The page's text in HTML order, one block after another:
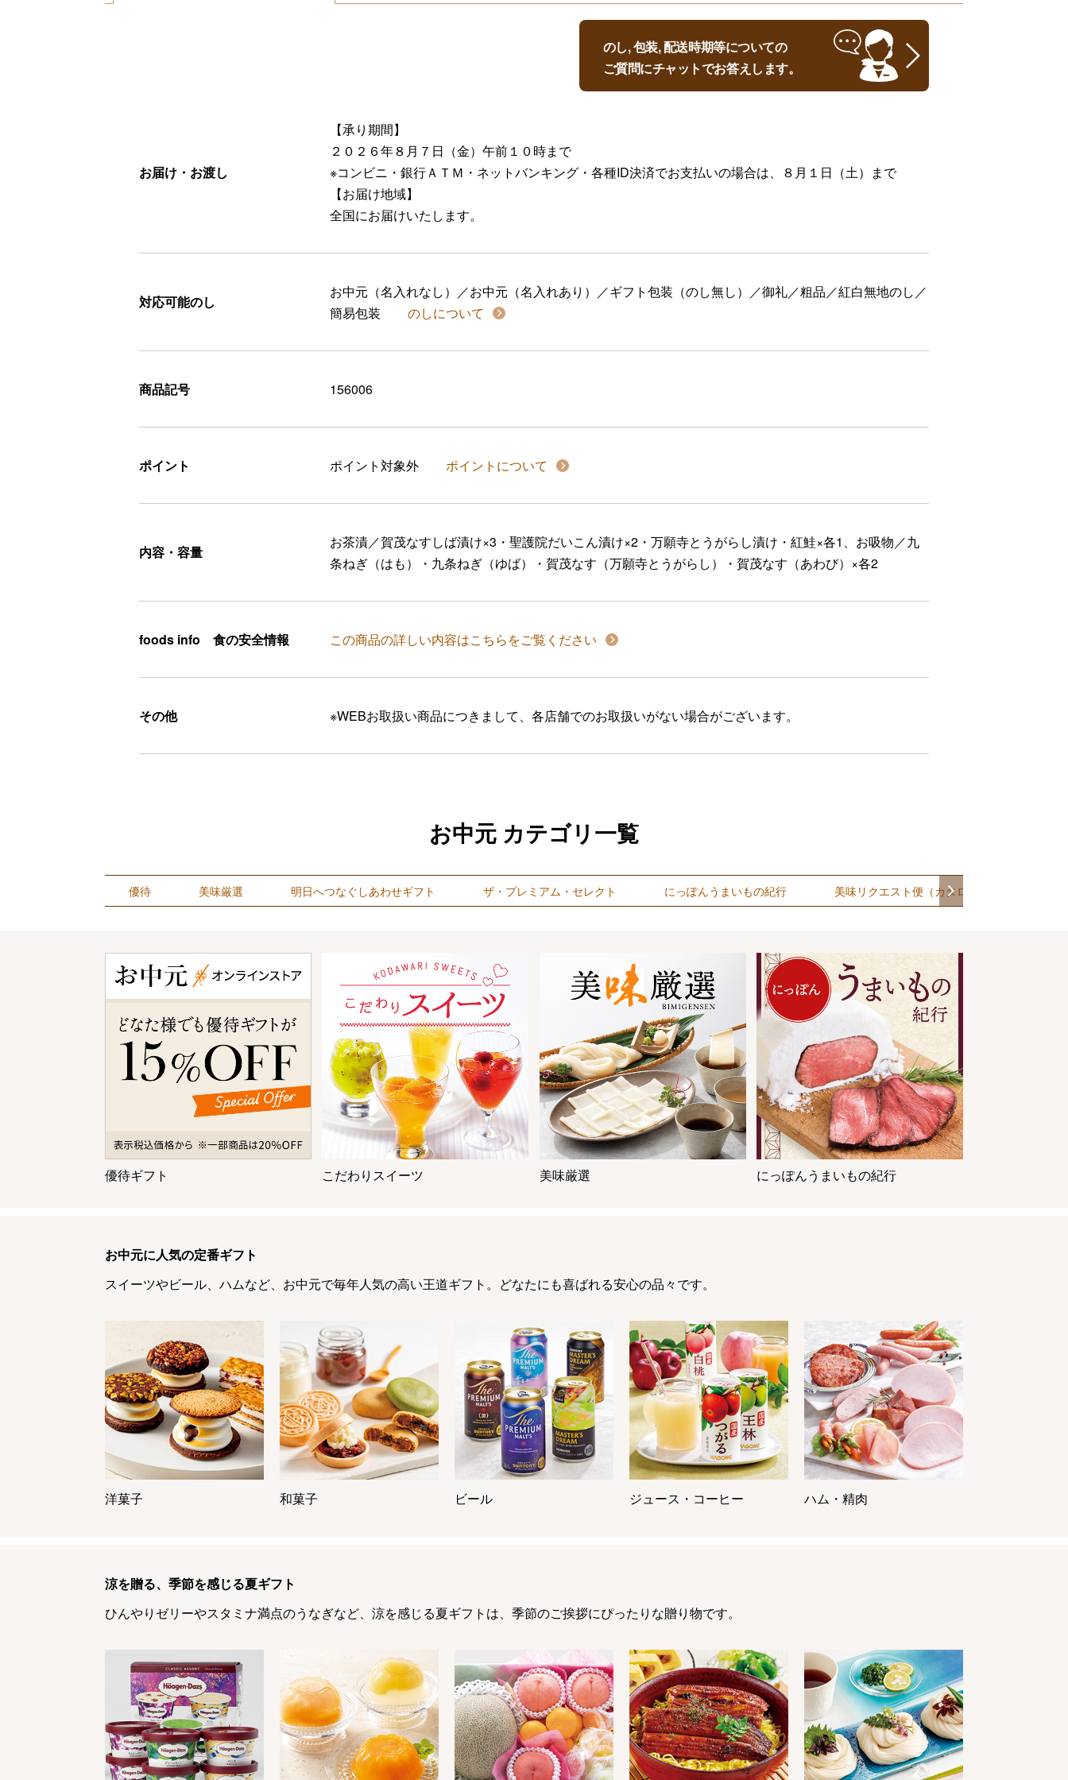
のし, 包装, 配送時期等についての
ご質問にチャットでお答えします。
お届け・お渡し
【承り期間】
２０２６年８月７日（金）午前１０時まで
※コンビニ・銀行ＡＴＭ・ネットバンキング・各種ID決済でお支払いの場合は、８月１日（土）まで
【お届け地域】
全国にお届けいたします。
対応可能のし
お中元（名入れなし）／お中元（名入れあり）／ギフト包装（のし無し）／御礼／粗品／紅白無地のし／
簡易包装
のしについて
商品記号 156006
ポイント ポイント対象外 ポイントについて
内容・容量
お茶漬／賀茂なすしば漬け×3・聖護院だいこん漬け×2・万願寺とうがらし漬け・紅鮭×各1、お吸物／九
条ねぎ（はも）・九条ねぎ（ゆば）・賀茂なす（万願寺とうがらし）・賀茂なす（あわび）×各2
foods info 食の安全情報 この商品の詳しい内容はこちらをご覧ください
その他 ※WEBお取扱い商品につきまして、各店舗でのお取扱いがない場合がございます。
お中元 カテゴリ一覧
優待 美味厳選 明日へつなぐしあわせギフト ザ・プレミアム・セレクト にっぽんうまいもの紀行 美味リクエスト便（カタログギフト）
優待ギフト こだわりスイーツ 美味厳選 にっぽんうまいもの紀行
お中元に人気の定番ギフト
スイーツやビール、ハムなど、お中元で毎年人気の高い王道ギフト。どなたにも喜ばれる安心の品々です。
洋菓子 和菓子 ビール ジュース・コーヒー ハム・精肉
涼を贈る、季節を感じる夏ギフト
ひんやりゼリーやスタミナ満点のうなぎなど、涼を感じる夏ギフトは、季節のご挨拶にぴったりな贈り物です。